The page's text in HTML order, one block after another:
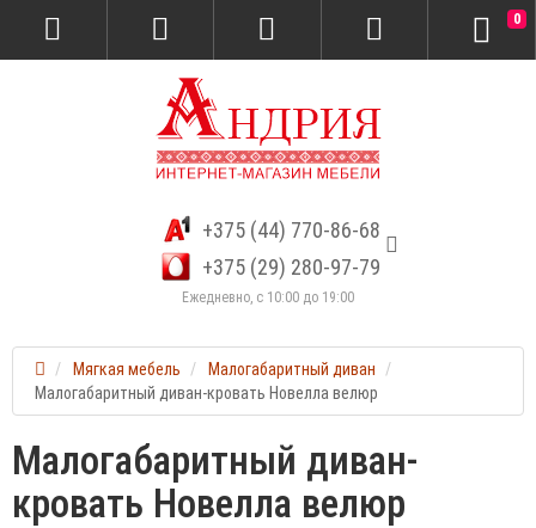
+375 (44) 770-86-68
+375 (29) 280-97-79
Ежедневно, с 10:00 до 19:00
0
Мягкая мебель
Малогабаритный диван
Малогабаритный диван-кровать Новелла велюр
Малогабаритный диван-
кровать Новелла велюр